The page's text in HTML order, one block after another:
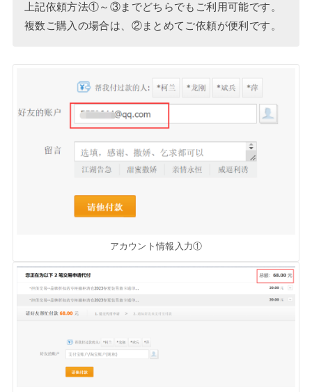
上記依頼方法①～③までどちらでもご利用可能です。
複数ご購入の場合は、②まとめてご依頼が便利です。
アカウント情報入力①